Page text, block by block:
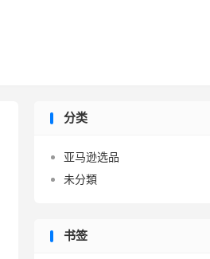
分类
亚马逊选品
未分類
书签